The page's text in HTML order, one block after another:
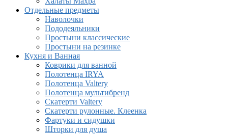
Отдельные предметы
Наволочки
Пододеяльники
Простыни классические
Простыни на резинке
Кухня и Ванная
Коврики для ванной
Полотенца IRYA
Полотенца Valtery
Полотенца мультибренд
Скатерти Valtery
Скатерти рулонные. Клеенка
Фартуки и сидушки
Шторки для душа